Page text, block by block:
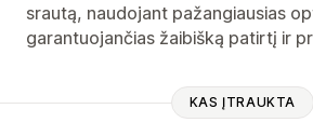
srautą, naudojant pažangiausias
garantuojančias žaibišką patirtį ir
KAS ĮTRAUKTA